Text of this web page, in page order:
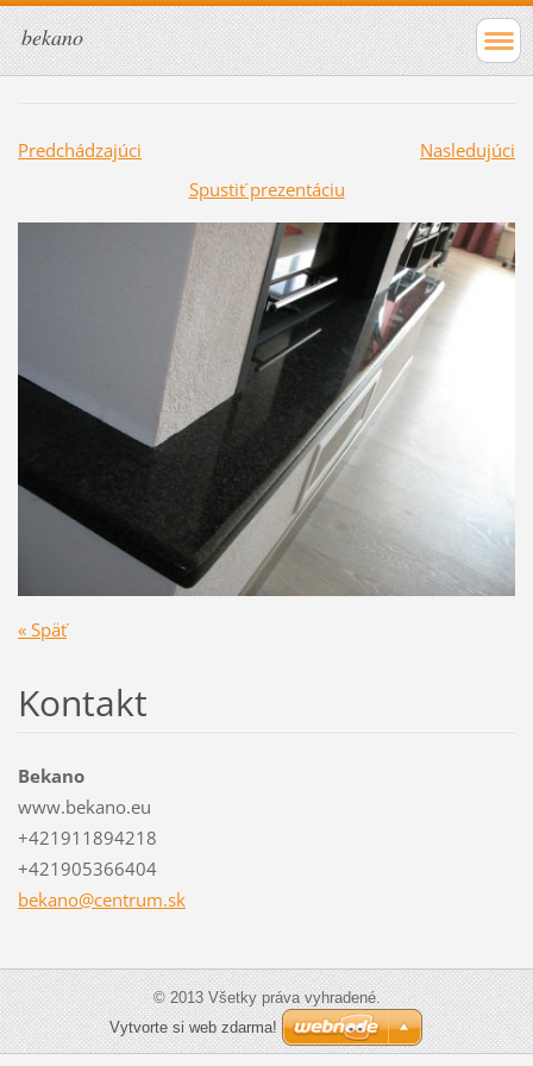
bekano
Predchádzajúci
Nasledujúci
Spustiť prezentáciu
« Späť
Kontakt
Bekano
www.bekano.eu
+421911894218
+421905366404
bekano@centrum.sk
© 2013 Všetky práva vyhradené.
Vytvorte si web zdarma!